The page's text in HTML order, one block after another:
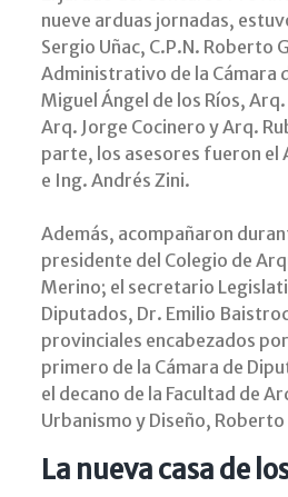
nueve arduas jornadas,
Sergio Uñac, C.P.N. Roberto
Administrativo de la Cámara
Miguel Ángel de los Ríos,
Arq. Jorge Cocinero y Arq.
parte, los asesores fueron el
e Ing. Andrés Zini.
Además, acompañaron
presidente del Colegio de
Merino; el secretario
Diputados, Dr. Emilio
provinciales encabezados
primero de la Cámara de
el decano de la Facultad de
Urbanismo y Diseño,
La nueva casa de